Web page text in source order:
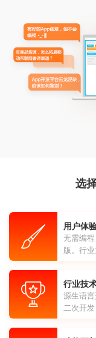
选
用户体
无需编
版。行
行业技
源生语
二次开